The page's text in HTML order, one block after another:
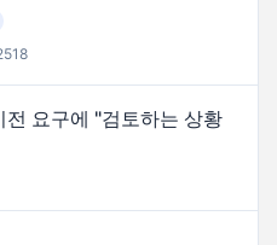
요구에 "검토하는 상황